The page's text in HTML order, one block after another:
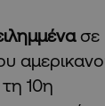
σε
10η